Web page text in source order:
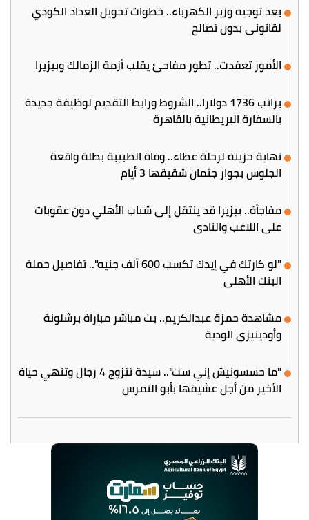
بعد توجيه وزير الكهرباء.. خطوات تحويل العداد الكودي
لقانوني بدون تصالح
الأمور تعقدت.. تطور مفاجئ يقلب أزمة الزمالك وبيزيرا
براتب 1736 دولارا.. الشروط ورابط التقديم لوظيفة جديدة
بالسفارة البريطانية بالقاهرة
نهاية حزينة لرحلة عطاء.. وفاة الطبيبة بطلة واقعة
الجلوس بجوار جثمان شقيقها 3 أيام
مفاجأة.. بيزيرا قد ينتقل إلى شباب الأهلي دون عقوبات
على اللاعب والنادي
"لو كارتك في إيدك تكسب 600 ألف جنيه".. تفاصيل حملة
البنك الأهلي
مشاهدة حمزة عبدالكريم.. بث مباشر مباراة برشلونة
وأودينيزي الودية
"ما حسسونيش إني ست".. سيدة تتزوج 4 رجال وتنهي حياة
الأخير من أجل عشيقها بأبو النمرس